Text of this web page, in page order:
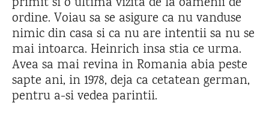
ordine. Voiau sa se asigure ca nu vanduse
nimic din casa si ca nu are intentii sa nu se
mai intoarca. Heinrich insa stia ce urma.
Avea sa mai revina in Romania abia peste
sapte ani, in 1978, deja ca cetatean german,
pentru a-si vedea parintii.